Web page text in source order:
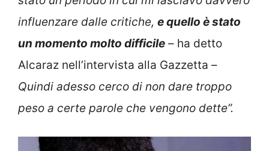
influenzare dalle critiche, e quello è stato
un momento molto difficile – ha detto
Alcaraz nell’intervista alla Gazzetta –
Quindi adesso cerco di non dare troppo
peso a certe parole che vengono dette”.